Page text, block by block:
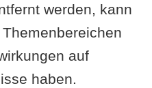
werden, kann
auf
haben.